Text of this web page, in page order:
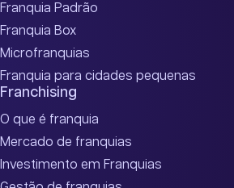
Franquia Padrão
Franquia Box
Microfranquias
Franquia para cidades pequenas
Franchising
O que é franquia
Mercado de franquias
Investimento em Franquias